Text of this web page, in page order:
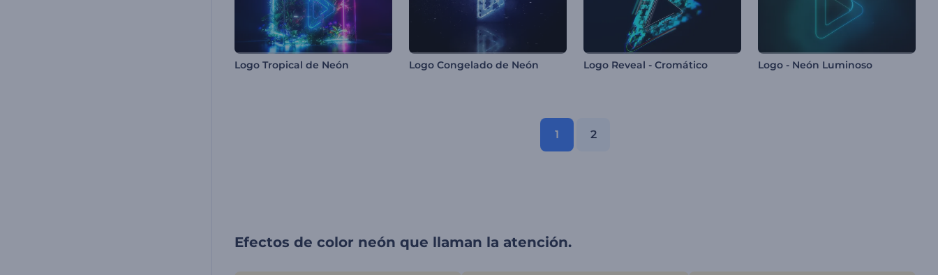
Logo Tropical de Neón Logo Congelado de Neón Logo Reveal - Cromático Logo - Neón Luminoso
1 2
Efectos de color neón que llaman la atención.